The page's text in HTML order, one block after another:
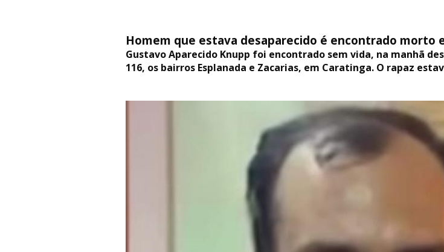
Homem que estava desaparecido é encontrado morto
Gustavo Aparecido Knupp foi encontrado sem vida, na manhã
116, os bairros Esplanada e Zacarias, em Caratinga. O rapaz